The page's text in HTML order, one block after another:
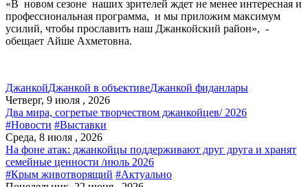
«В новом сезоне наших зрителей ждет не менее интересная и
профессиональная программа, и мы приложим максимум
усилий, чтобы прославить наш Джанкойский район», -
обещает Айше Ахметовна.
ДжанкойДжанкой в объективеДжанкой фиданлары
Четверг, 9 июля , 2026
Два мира, согретые творчеством джанкойцев/ 2026
#Новости #Выставки
Среда, 8 июля , 2026
На фоне атак: джанкойцы поддерживают друг друга и хранят
семейные ценности /июль 2026
#Крым животворящий #Актуально